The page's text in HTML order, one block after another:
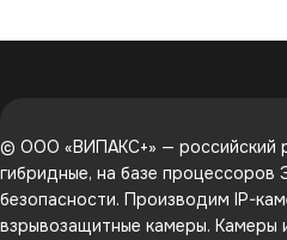
© ООО «ВИПАКС+» — российский
гибридные, на базе
безопасности. Производим IP-
взрывозащитные камеры.